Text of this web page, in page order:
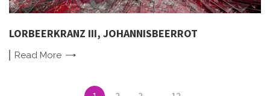
LORBEERKRANZ III, JOHANNISBEERROT
Read More